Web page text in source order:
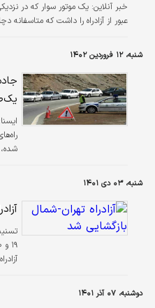
خبر آنلاین: یک موتور سوار که در
عبور از آزادراه را داشت که متاسفانه
شنبه، ۱۲ فروردین ۱۴۰۲
ايسنا:
شنبه، ۰۳ دی ۱۴۰۱
دوشنبه، ۰۷ آذر ۱۴۰۱